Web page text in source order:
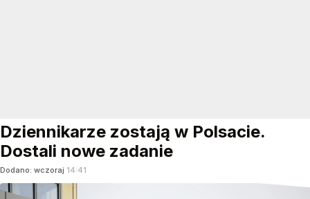
Dziennikarze zostają w Polsacie.
Dostali nowe zadanie
Dodano: wczoraj 14:41